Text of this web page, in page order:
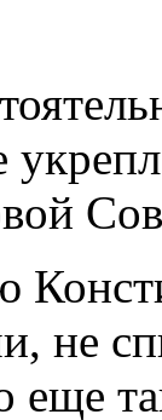
не
еще